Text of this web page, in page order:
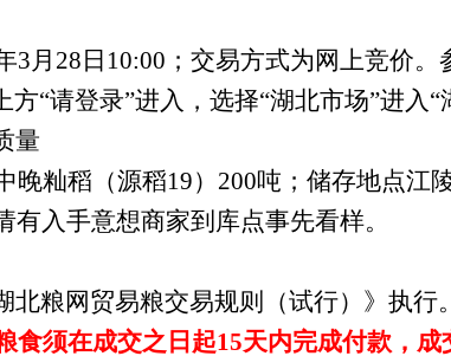
3月28日10:00；交易方式为网上竞价
方“请登录”进入，选择“湖北市场”进入
量
晚籼稻（源稻19）200吨；储存地点
入手意想商家到库点事先看样。
粮网贸易粮交易规则（试行）》执行。
食须在成交之日起15天内完成付款，成